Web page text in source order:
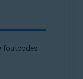
foutcodes